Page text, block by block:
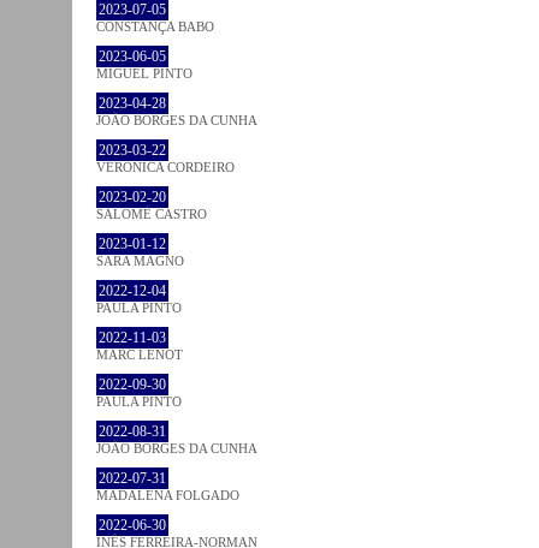
2023-07-05
CONSTANÇA BABO
2023-06-05
MIGUEL PINTO
2023-04-28
JOÃO BORGES DA CUNHA
2023-03-22
VERONICA CORDEIRO
2023-02-20
SALOMÉ CASTRO
2023-01-12
SARA MAGNO
2022-12-04
PAULA PINTO
2022-11-03
MARC LENOT
2022-09-30
PAULA PINTO
2022-08-31
JOÃO BORGES DA CUNHA
2022-07-31
MADALENA FOLGADO
2022-06-30
INÊS FERREIRA-NORMAN